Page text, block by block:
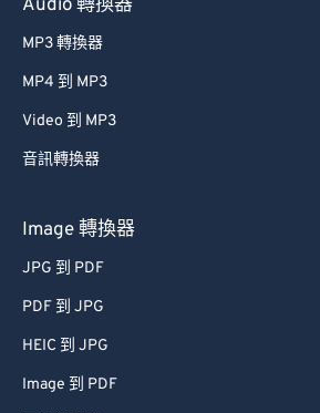
Audio 轉換器
MP3 轉換器
MP4 到 MP3
Video 到 MP3
音訊轉換器
Image 轉換器
JPG 到 PDF
PDF 到 JPG
HEIC 到 JPG
Image 到 PDF